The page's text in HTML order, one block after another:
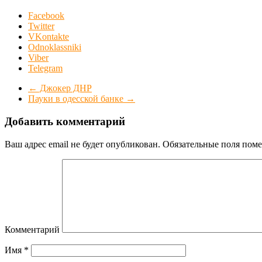
Facebook
Twitter
VKontakte
Odnoklassniki
Viber
Telegram
← Джокер ДНР
Пауки в одесской банке →
Добавить комментарий
Ваш адрес email не будет опубликован. Обязательные поля
Комментарий
Имя *